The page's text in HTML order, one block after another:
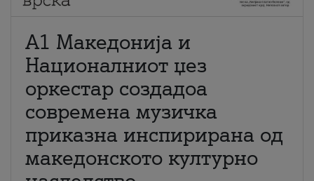
А1 Македонија и
Националниот џез
оркестар создадоа
современа музичка
приказна инспирирана од
македонското културно